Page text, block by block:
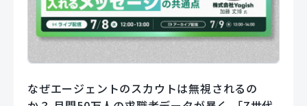
なぜエージェントのスカウトは無視されるの